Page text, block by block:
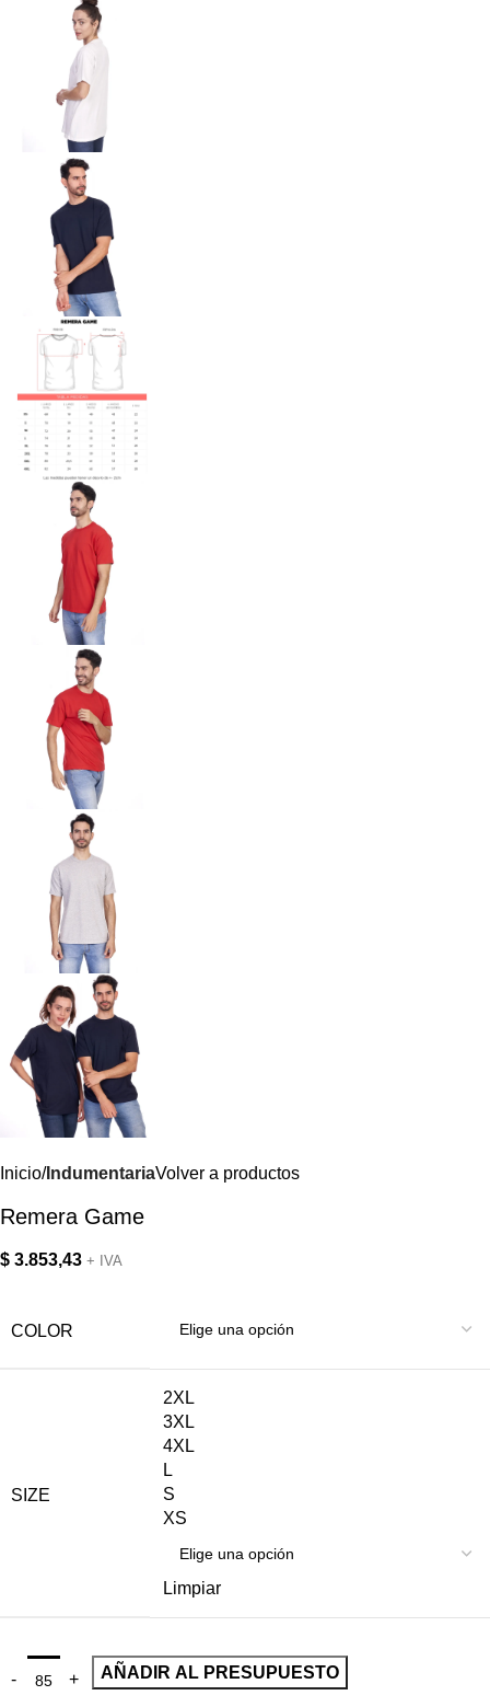
Inicio IndumentariaVolver a productos
Remera Game
$ 3.853,43 + IVA
COLOR
SIZE
2XL
3XL
4XL
L
S
XS
Limpiar
AÑADIR AL PRESUPUESTO